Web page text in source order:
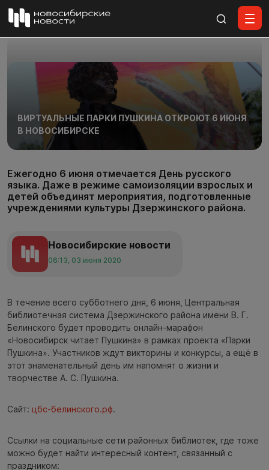
ВИРТУАЛЬНЫЕ ПАРКИ ПУШКИНА ОТКРОЮТ 6 ИЮНЯ
В НОВОСИБИРСКЕ
Ежегодно 6 июня отмечается День русского
языка. Даже в режиме самоизоляции взрослых и
детей объединят мероприятия, подготовленные
учреждениями культуры Дзержинского района.
Новосибирские новости
06:13, 03 июня 2020
В течение всего субботнего дня, 6 июня, Центральная
библиотечная система Дзержинского района имени В. Г.
Белинского будет проводить онлайн-марафон
«Новосибирск читает Пушкина» в рамках проекта «Парки
Пушкина». Участников ждут викторины и конкурсы, а ещё в
этот знаменательный день им напомнят о жизни и
творчестве А. С. Пушкина.
Сайт: цбс-белинского.рф.
Ссылки на социальные сети районных библиотек, где тоже
можно будет найти интересный контент, связанный с
праздником: